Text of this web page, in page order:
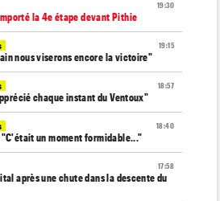
19:30
la 4e étape devant Pithie
19:15
nous viserons encore la victoire"
18:57
chaque instant du Ventoux"
18:40
un moment formidable..."
17:58
après une chute dans la descente du